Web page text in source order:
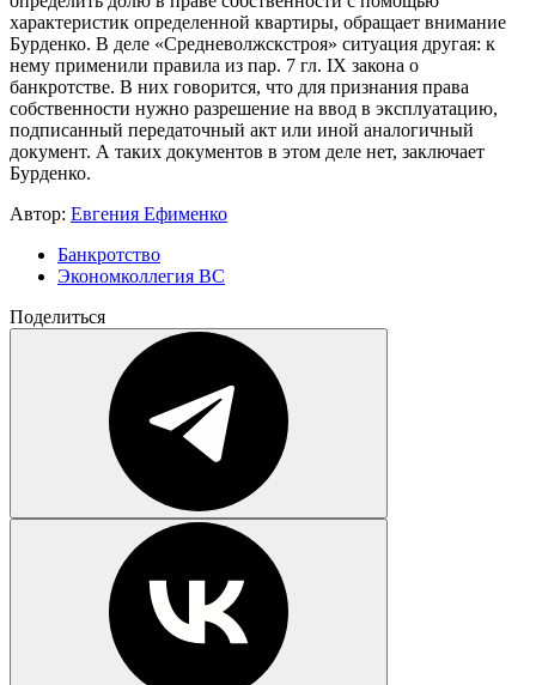
характеристик определенной квартиры, обращает внимание
Бурденко. В деле «Средневолжскстроя» ситуация другая: к
нему применили правила из пар. 7 гл. IX закона о
банкротстве. В них говорится, что для признания права
собственности нужно разрешение на ввод в эксплуатацию,
подписанный передаточный акт или иной аналогичный
документ. А таких документов в этом деле нет, заключает
Бурденко.
Автор: Евгения Ефименко
Банкротство
Экономколлегия ВС
Поделиться